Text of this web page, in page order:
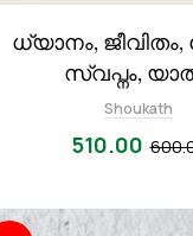
ധ്യാനം, ജീവിതം,
സ്വപ്നം,
Shoukath
510.00